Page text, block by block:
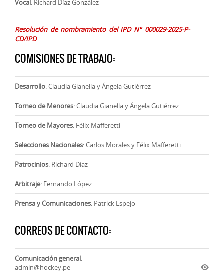
Vocal: Richard Díaz González
Resolución de nombramiento del IPD N° 000029-2025-P-
CD/IPD
COMISIONES DE TRABAJO:
Desarrollo: Claudia Gianella y Ángela Gutiérrez
Torneo de Menores: Claudia Gianella y Ángela Gutiérrez
Torneo de Mayores: Félix Mafferetti
Selecciones Nacionales: Carlos Morales y Félix Mafferetti
Patrocinios: Richard Díaz
Arbitraje: Fernando López
Prensa y Comunicaciones: Patrick Espejo
CORREOS DE CONTACTO:
Comunicación general:
admin@hockey.pe